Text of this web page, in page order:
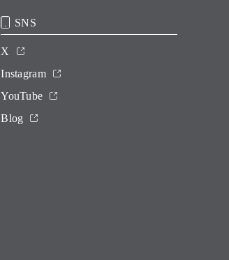
SNS
X
Instagram
YouTube
Blog